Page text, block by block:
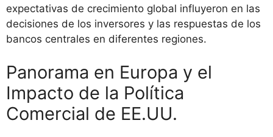
expectativas de crecimiento global influyeron en las
decisiones de los inversores y las respuestas de los
bancos centrales en diferentes regiones.
Panorama en Europa y el
Impacto de la Política
Comercial de EE.UU.